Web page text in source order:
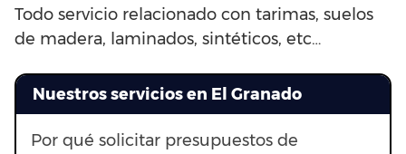
Todo servicio relacionado con tarimas, suelos
de madera, laminados, sintéticos, etc…
Nuestros servicios en El Granado
Por qué solicitar presupuestos de